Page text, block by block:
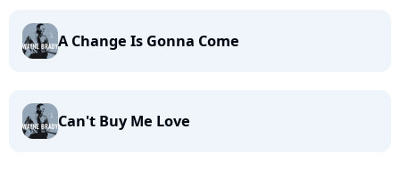
A Change Is Gonna Come
Can't Buy Me Love